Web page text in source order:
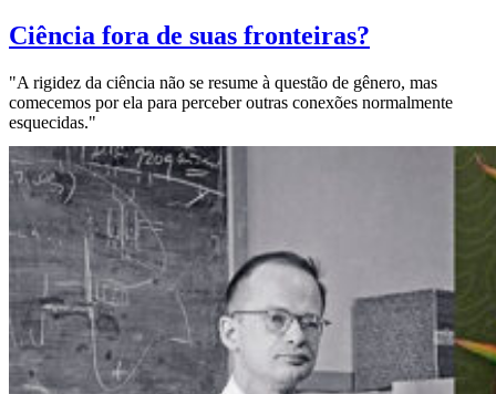
Ciência fora de suas fronteiras?
"A rigidez da ciência não se resume à questão de gênero, mas
comecemos por ela para perceber outras conexões normalmente
esquecidas."